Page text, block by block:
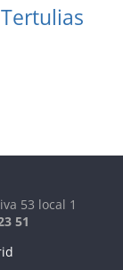
Tertulias
53 local 1
51